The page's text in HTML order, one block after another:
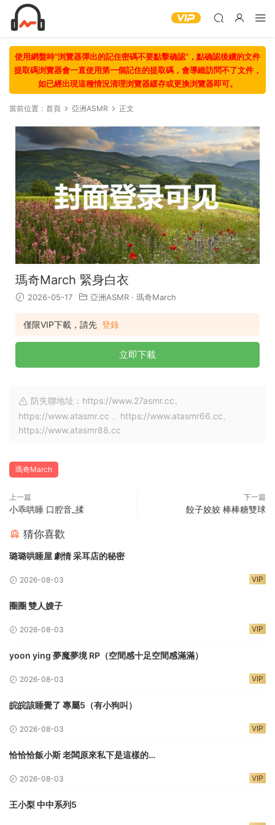
使用網盤時“浏覽器彈出的記住密碼不要點擊确認“，點确認後續的文件
提取碼浏覽器會一直使用第一個記住的提取碼，會導緻訪問不了文件，
如已經出現這種情況清理浏覽器緩存或更換浏覽器即可。
當前位置： 首頁 亞洲ASMR 正文
瑪奇March 緊身白衣
2026-05-17 亞洲ASMR · 瑪奇March
僅限VIP下載，請先 登錄
立即下載
防失聯地址：https://www.27asmr.cc、
https://www.atasmr.cc 、https://www.atasmr66.cc、
https://www.atasmr88.cc
瑪奇March
上一篇
小乖哄睡 口腔音_揉
下一篇
餃子姣姣 棒棒糖雙球
猜你喜歡
璐璐哄睡屋 劇情 采耳店的秘密
2026-08-03 VIP
圈圈 雙人嫂子
2026-08-03 VIP
yoon ying 夢魔夢境 RP（空間感十足空間感滿滿）
2026-08-03 VIP
皖皖該睡覺了 專屬5（有小狗叫）
2026-08-03 VIP
恰恰恰飯小斯 老闆原來私下是這樣的…
2026-08-03 VIP
王小梨 中中系列5